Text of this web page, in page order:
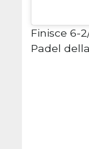
Finisce 6-
Padel